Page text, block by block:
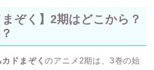
まぞく】2期はどこから？
カドまぞくのアニメ2期は、3巻の始